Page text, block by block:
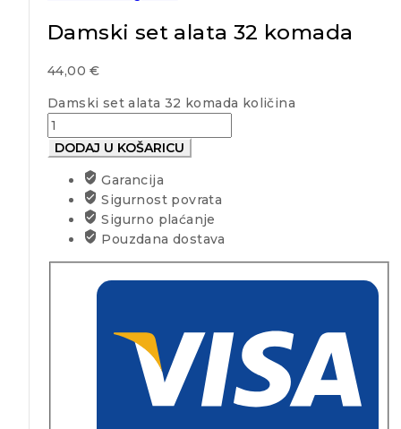
Damski set alata 32 komada
44,00€
Damski set alata 32 komada količina
DODAJ U KOŠARICU
Garancija
Sigurnost povrata
Sigurno plaćanje
Pouzdana dostava